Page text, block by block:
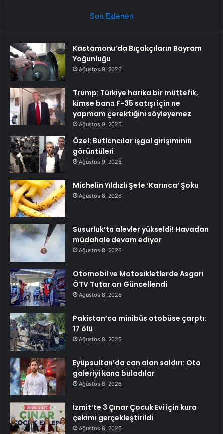
Son Eklenen
Kastamonu’da Bıçakçıların Bayram
Yoğunluğu
Ağustos 9, 2026
Trump: Türkiye harika bir müttefik,
kimse bana F-35 satışı için ne
yapmam gerektiğini söyleyemez
Ağustos 9, 2026
Özel: Butlancılar işgal girişiminin
görüntüleri
Ağustos 9, 2026
Michelin Yıldızlı Şefe ‘Karınca’ Şoku
Ağustos 8, 2026
Susurluk’ta alevler yükseldi! Havadan
müdahale devam ediyor
Ağustos 8, 2026
Otomobil ve Motosikletlerde Asgari
ÖTV Tutarları Güncellendi
Ağustos 8, 2026
Pakistan’da minibüs otobüse çarptı:
17 ölü
Ağustos 8, 2026
Eyüpsultan’da can alan saldırı: Oto
galeriyi kana buladılar
Ağustos 8, 2026
İzmit’te 3 Çınar Çocuk Evi için kura
çekimi gerçekleştirildi
Ağustos 8, 2026